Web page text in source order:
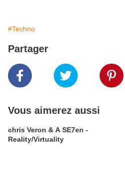
#Techno
Partager
Vous aimerez aussi
chris Veron & A SE7en -
Reality/Virtuality